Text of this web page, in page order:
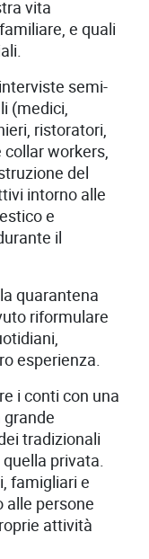
vita
e quali
semi-
(medici,
ristoratori,
workers,
del
intorno alle
e
il
quarantena
riformulare
esperienza.
i conti con una
tradizionali
privata.
famigliari e
alle persone
attività